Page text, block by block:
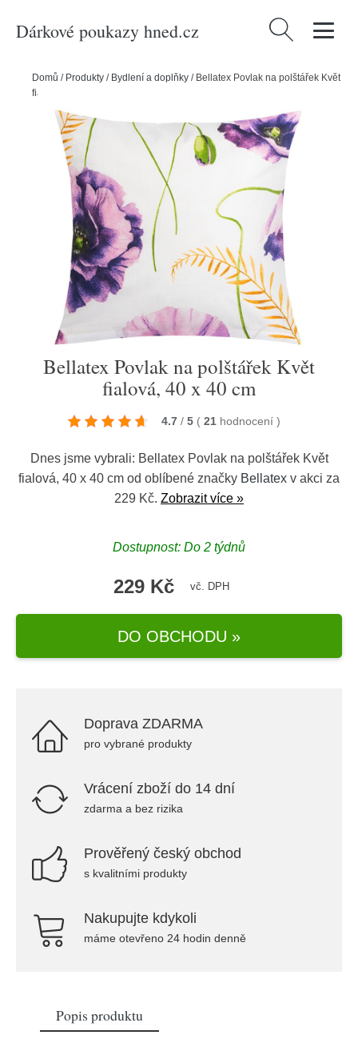
Dárkové poukazy hned.cz Vyhledávání
Domů / Produkty / Bydlení a doplňky / Bellatex Povlak na polštářek Květ
fialová, 40 x 40 cm
Bellatex Povlak na polštářek Květ
fialová, 40 x 40 cm
4.7 / 5 ( 21 hodnocení )
Dnes jsme vybrali: Bellatex Povlak na polštářek Květ
fialová, 40 x 40 cm od oblíbené značky Bellatex v akci za
229 Kč. Zobrazit více »
Dostupnost: Do 2 týdnů
229 Kč vč. DPH
DO OBCHODU »
Doprava ZDARMA
pro vybrané produkty
Vrácení zboží do 14 dní
zdarma a bez rizika
Prověřený český obchod
s kvalitními produkty
Nakupujte kdykoli
máme otevřeno 24 hodin denně
Popis produktu